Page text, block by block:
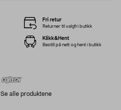
Se alle produktene
Fri retur
Returner til valgfri butikk
Klikk&Hent
Bestill på nett og hent i butikk